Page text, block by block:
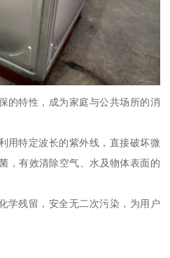
的特性，成为家庭与公共场所的消
用特定波长的紫外线，直接破坏微
，有效清除空气、水及物体表面的
学残留，安全无二次污染，为用户